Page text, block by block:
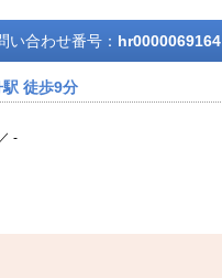
い合わせ番号： hr0000069164
徒歩9分
-